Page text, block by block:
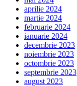
aprilie 2024
martie 2024
februarie 2024
ianuarie 2024
decembrie 2023
noiembrie 2023
octombrie 2023
septembrie 2023
august 2023